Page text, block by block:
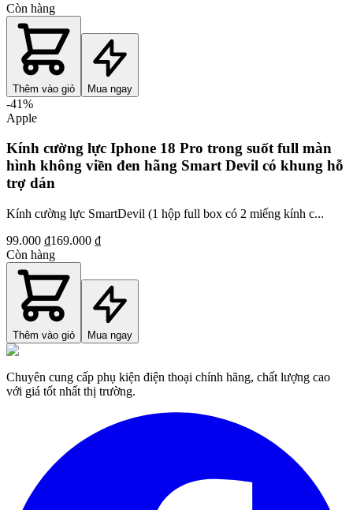
Còn hàng
Thêm vào giỏ Mua ngay
-41%
Apple
Kính cường lực Iphone 18 Pro trong suốt full màn
hình không viền đen hãng Smart Devil có khung hỗ
trợ dán
Kính cường lực SmartDevil (1 hộp full box có 2 miếng kính c...
99.000 ₫169.000 ₫
Còn hàng
Thêm vào giỏ Mua ngay
Chuyên cung cấp phụ kiện điện thoại chính hãng, chất lượng cao
với giá tốt nhất thị trường.